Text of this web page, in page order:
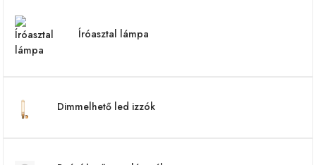
Íróasztal lámpa
Dimmelhető led izzók